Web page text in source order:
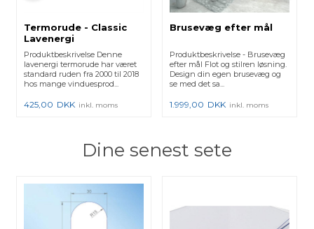
Termorude - Classic
Lavenergi
Produktbeskrivelse Denne
lavenergi termorude har været
standard ruden fra 2000 til 2018
hos mange vinduesprod...
425,00 DKK inkl. moms
Brusevæg efter mål
Produktbeskrivelse - Brusevæg
efter mål Flot og stilren løsning.
Design din egen brusevæg og
se med det sa...
1.999,00 DKK inkl. moms
Dine senest sete